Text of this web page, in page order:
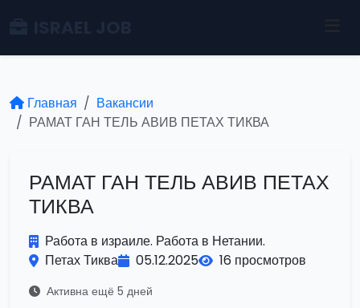
Главная
Вакансии
РАМАТ ГАН ТЕЛЬ АВИВ ПЕТАХ ТИКВА
РАМАТ ГАН ТЕЛЬ АВИВ ПЕТАХ
ТИКВА
Работа в израиле. Работа в Нетании.
Петах Тиква
05.12.2025 16 просмотров
Активна ещё 5 дней